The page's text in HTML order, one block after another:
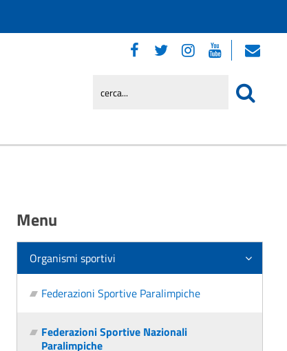
Menu
Organismi sportivi
Federazioni Sportive Paralimpiche
Federazioni Sportive Nazionali
Paralimpiche